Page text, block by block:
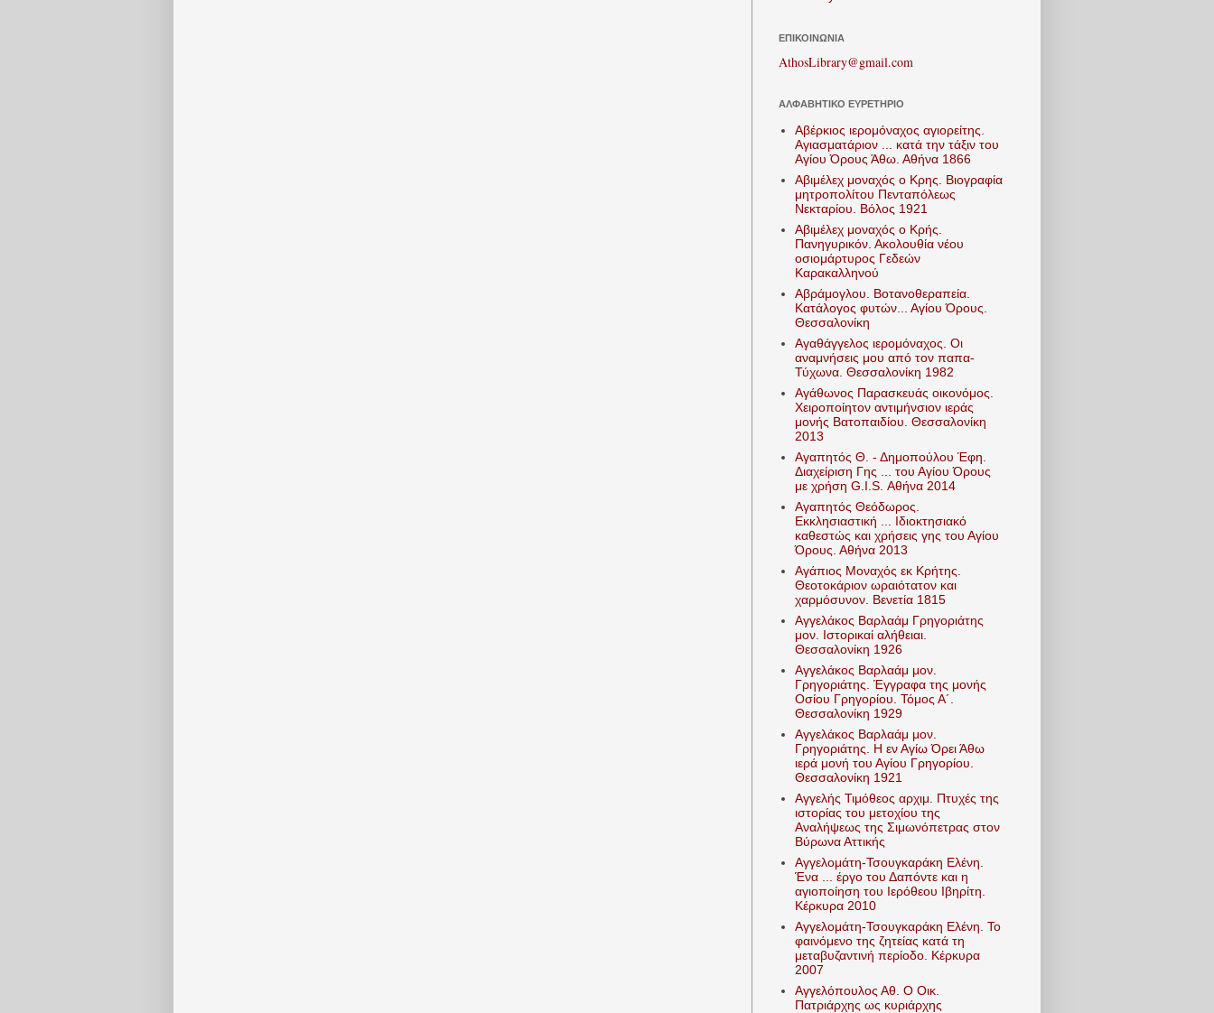
ΕΠΙΚΟΙΝΩΝΙΑ
AthosLibrary@gmail.com
ΑΛΦΑΒΗΤΙΚΟ ΕΥΡΕΤΗΡΙΟ
Αβέρκιος ιερομόναχος αγιορείτης.
Αγιασματάριον ... κατά την τάξιν του
Αγίου Όρους Άθω. Αθήνα 1866
Αβιμέλεχ μοναχός ο Κρης. Βιογραφία
μητροπολίτου Πενταπόλεως
Νεκταρίου. Βόλος 1921
Αβιμέλεχ μοναχός ο Κρής.
Πανηγυρικόν. Ακολουθία νέου
οσιομάρτυρος Γεδεών
Καρακαλληνού
Αβράμογλου. Βοτανοθεραπεία.
Κατάλογος φυτών... Αγίου Όρους.
Θεσσαλονίκη
Αγαθάγγελος ιερομόναχος. Οι
αναμνήσεις μου από τον παπα-
Τύχωνα. Θεσσαλονίκη 1982
Αγάθωνος Παρασκευάς οικονόμος.
Χειροποίητον αντιμήνσιον ιεράς
μονής Βατοπαιδίου. Θεσσαλονίκη
2013
Αγαπητός Θ. - Δημοπούλου Έφη.
Διαχείριση Γης ... του Αγίου Όρους
με χρήση G.I.S. Αθήνα 2014
Αγαπητός Θεόδωρος.
Εκκλησιαστική ... Ιδιοκτησιακό
καθεστώς και χρήσεις γης του Αγίου
Όρους. Αθήνα 2013
Αγάπιος Μοναχός εκ Κρήτης.
Θεοτοκάριον ωραιότατον και
χαρμόσυνον. Βενετία 1815
Αγγελάκος Βαρλαάμ Γρηγοριάτης
μον. Ιστορικαί αλήθειαι.
Θεσσαλονίκη 1926
Αγγελάκος Βαρλαάμ μον.
Γρηγοριάτης. Έγγραφα της μονής
Οσίου Γρηγορίου. Τόμος Α´.
Θεσσαλονίκη 1929
Αγγελάκος Βαρλαάμ μον.
Γρηγοριάτης. Η εν Αγίω Όρει Άθω
ιερά μονή του Αγίου Γρηγορίου.
Θεσσαλονίκη 1921
Αγγελής Τιμόθεος αρχιμ. Πτυχές της
ιστορίας του μετοχίου της
Αναλήψεως της Σιμωνόπετρας στον
Βύρωνα Αττικής
Αγγελομάτη-Τσουγκαράκη Ελένη.
Ένα ... έργο του Δαπόντε και η
αγιοποίηση του Ιερόθεου Ιβηρίτη.
Κέρκυρα 2010
Αγγελομάτη-Τσουγκαράκη Ελένη. Το
φαινόμενο της ζητείας κατά τη
μεταβυζαντινή περίοδο. Κέρκυρα
2007
Αγγελόπουλος Αθ. Ο Οικ.
Πατριάρχης ως κυριάρχης